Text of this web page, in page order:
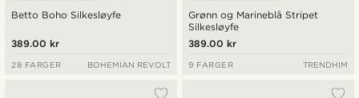
Betto Boho Silkesløyfe
389.00 kr
28 FARGER BOHEMIAN REVOLT
Grønn og Marineblå Stripet
Silkesløyfe
389.00 kr
9 FARGER TRENDHIM